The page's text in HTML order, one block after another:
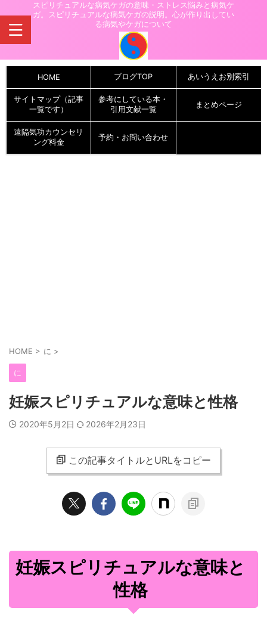
スピリチュアルな病気ケガの意味・ストレス悩みと病気ケ
ガ。スピリチュアルな病気ケガの説明。心が作り出してい
る病気やケガについて
HOME ブログTOP あいうえお別索引
サイトマップ（記事
一覧です）
参考にしている本・
引用文献一覧
まとめページ
遠隔気功カウンセリ
ング料金
予約・お問い合わせ
HOME > に >
に
妊娠スピリチュアルな意味と性格
2020年5月2日 2026年2月23日
この記事タイトルとURLをコピー
妊娠スピリチュアルな意味と
性格